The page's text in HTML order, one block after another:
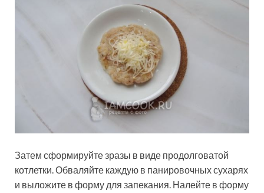
Затем сформируйте зразы в виде продолговатой
котлетки. Обваляйте каждую в панировочных сухарях
и выложите в форму для запекания. Налейте в форму